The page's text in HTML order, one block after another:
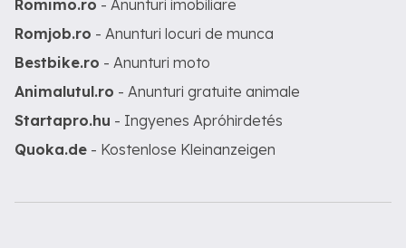
Romimo.ro - Anunturi imobiliare
Romjob.ro - Anunturi locuri de munca
Bestbike.ro - Anunturi moto
Animalutul.ro - Anunturi gratuite animale
Startapro.hu - Ingyenes Apróhirdetés
Quoka.de - Kostenlose Kleinanzeigen